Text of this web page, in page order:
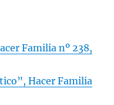
Familia nº 238,
Hacer Familia